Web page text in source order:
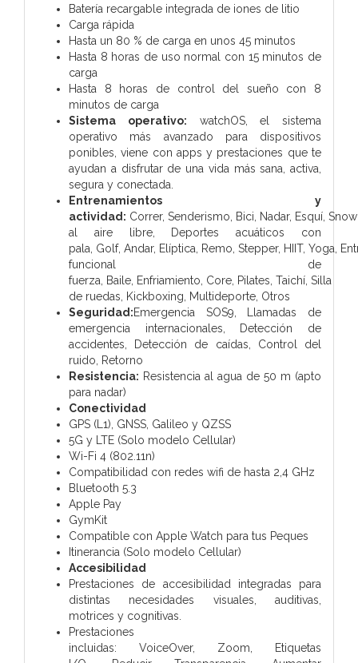
Batería recargable integrada de iones de litio
Carga rápida
Hasta un 80 % de carga en unos 45 minutos
Hasta 8 horas de uso normal con 15 minutos de
carga
Hasta 8 horas de control del sueño con 8
minutos de carga
Sistema operativo:
watchOS, el sistema
operativo más avanzado para dispositivos
ponibles, viene con apps y prestaciones que te
ayudan a disfrutar de una vida más sana, activa,
segura y conectada.
Entrenamientos y
actividad: Correr, Senderismo, Bici, Nadar, Esquí,
al aire libre, Deportes acuáticos con
pala, Golf, Andar, Elíptica, Remo, Stepper, HIIT, Yoga,
funcional de
fuerza,
Baile, Enfriamiento, Core, Pilates, Taichí, Silla
de ruedas,
Kickboxing, Multideporte, Otros
Seguridad:Emergencia SOS9,
Llamadas de
emergencia internacionales,
Detección de
accidentes,
Detección de caídas, Control del
ruido,
Retorno
Resistencia: Resistencia al agua de 50 m (apto
para nadar)
Conectividad
GPS (L1), GNSS, Galileo y QZSS
5G y LTE (Solo modelo Cellular)
Wi-Fi 4 (802.11n)
Compatibilidad con redes wifi de hasta 2,4 GHz
Bluetooth 5.3
Apple Pay
GymKit
Compatible con Apple Watch para tus Peques
Itinerancia (Solo modelo Cellular)
Accesibilidad
Prestaciones de accesibilidad integradas para
distintas necesidades visuales, auditivas,
motrices y cognitivas.
Prestaciones
incluidas: VoiceOver, Zoom,
Etiquetas